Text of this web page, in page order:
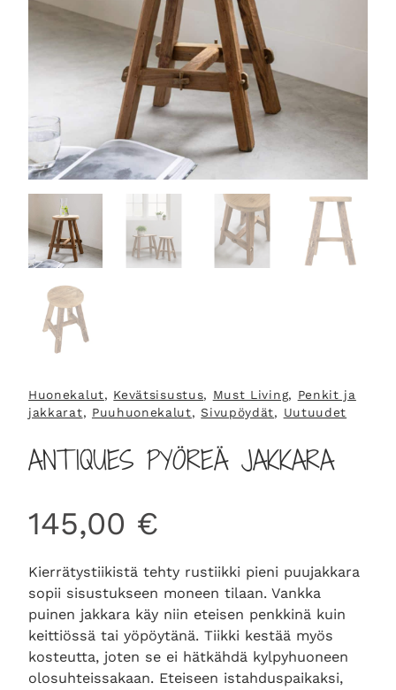
Huonekalut, Kevätsisustus, Must Living, Penkit ja
jakkarat, Puuhuonekalut, Sivupöydät, Uutuudet
ANTIQUES PYÖREÄ JAKKARA
145,00 €
Kierrätystiikistä tehty rustiikki pieni puujakkara
sopii sisustukseen moneen tilaan. Vankka
puinen jakkara käy niin eteisen penkkinä kuin
keittiössä tai yöpöytänä. Tiikki kestää myös
kosteutta, joten se ei hätkähdä kylpyhuoneen
olosuhteissakaan. Eteiseen istahduspaikaksi,